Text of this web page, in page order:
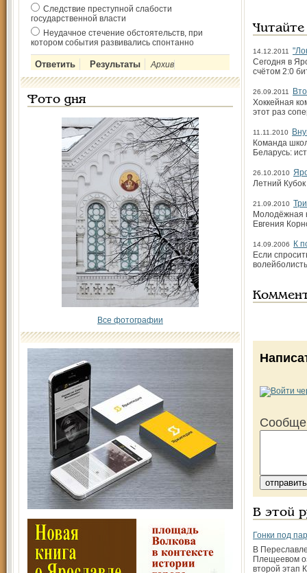
Следствие преступной слабости
государственной власти
Неудачное стечение обстоятельств, при
котором события развивались спонтанно
Архив
Фото дня
Все фотографии
14.12.2011
Сегодня в
счётом 2:0
26.09.2011
Хоккейная
этот раз
11.11.2010
Команда
Беларусь:
26.10.2010
Летний
21.09.2010
Молодёжная
Евгения
14.09.2006
К
Если
В этой
Гонки под
В
Плещеевом
второй этап